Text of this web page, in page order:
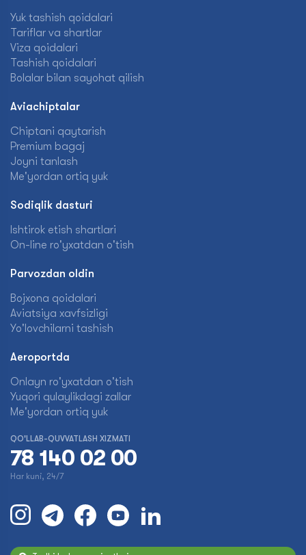
Yuk tashish qoidalari
Tariflar va shartlar
Viza qoidalari
Tashish qoidalari
Bolalar bilan sayohat qilish
Aviachiptalar
Chiptani qaytarish
Premium bagaj
Joyni tanlash
Me'yordan ortiq yuk
Sodiqlik dasturi
Ishtirok etish shartlari
On-line ro'yxatdan o'tish
Parvozdan oldin
Bojxona qoidalari
Aviatsiya xavfsizligi
Yo'lovchilarni tashish
Aeroportda
Onlayn ro'yxatdan o'tish
Yuqori qulaylikdagi zallar
Me'yordan ortiq yuk
QO'LLAB-QUVVATLASH XIZMATI
78 140 02 00
Har kuni, 24/7